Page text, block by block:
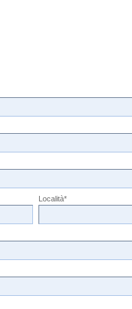
Località*